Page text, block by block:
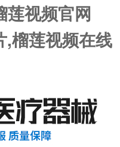
莲视频官网
,榴莲视频在线